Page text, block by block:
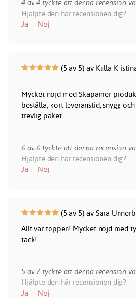
4 av 4 tyckte att denna recension
Hjälpte den här recensionen dig?
Ja
Nej
(5 av 5) av Kulla
Mycket nöjd med Skapamer
beställa, kort leveranstid, snygg
trevlig paket.
6 av 6 tyckte att denna recension
Hjälpte den här recensionen dig?
Ja
Nej
(5 av 5) av Sara
Allt var toppen! Mycket nöjd med
tack!
5 av 7 tyckte att denna recension
Hjälpte den här recensionen dig?
Ja
Nej